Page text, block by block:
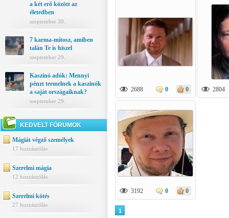
a két erő között az
életedben
szeptember 30.
7 karma-mítosz, amiben
talán Te is hiszel
szeptember 29.
Kaszinó adók: Mennyi
pénzt termelnek a kaszinók
a saját országaiknak?
szeptember 29.
KEDVELT FÓRUMOK
Mágiát végző személyek
17 hozzászólás
Szerelmi mágia
12 hozzászólás
Szerelmi kötés
27 hozzászólás
2688 0
0 2804
3192 0
0
1